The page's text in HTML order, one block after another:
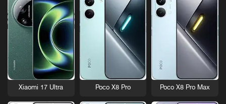
Poco X8 Pro Max
Poco X8 Pro
Xiaomi 17 Ultra